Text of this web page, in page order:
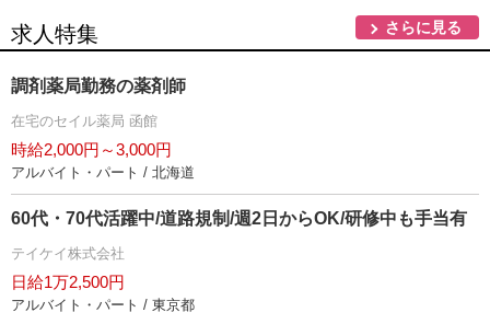
求人特集 さらに見る
調剤薬局勤務の薬剤師
在宅のセイル薬局 函館
時給2,000円～3,000円
アルバイト・パート / 北海道
60代・70代活躍中/道路規制/週2日からOK/研修中も手当有
テイケイ株式会社
日給1万2,500円
アルバイト・パート / 東京都